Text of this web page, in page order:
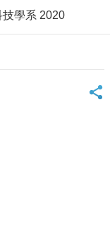
技學系 2020